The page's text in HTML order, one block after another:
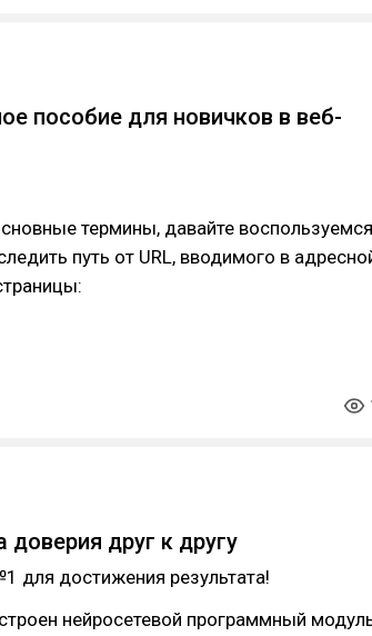
пособие для новичков в веб-
термины, давайте воспользуемся
путь от URL, вводимого в
друг к другу
для достижения результата!
нейросетевой программный